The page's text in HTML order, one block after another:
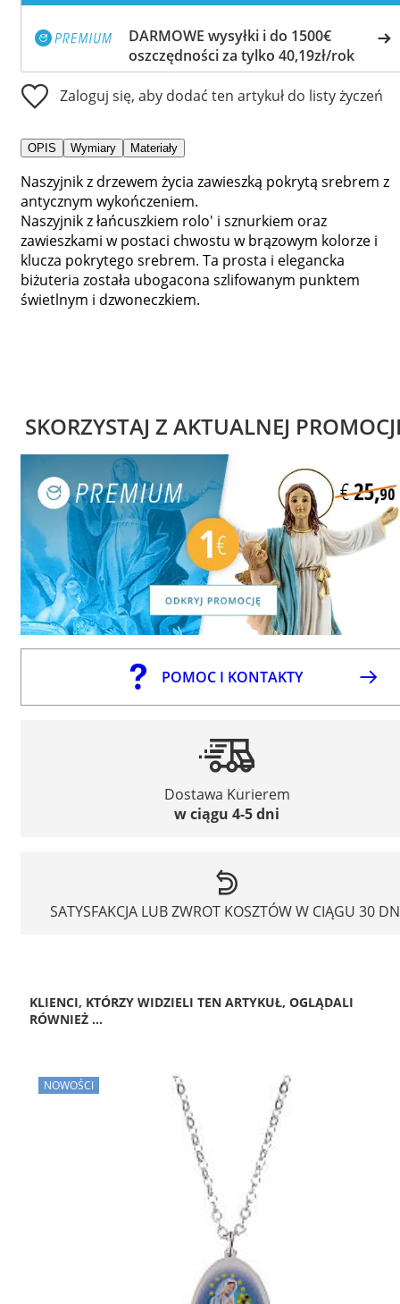
DARMOWE wysyłki i do 1500€
oszczędności za tylko 40,19zł/rok
Zaloguj się, aby dodać ten artykuł do listy życzeń
OPIS Wymiary Materiały
Naszyjnik z drzewem życia zawieszką pokrytą srebrem z
antycznym wykończeniem.
Naszyjnik z łańcuszkiem rolo' i sznurkiem oraz
zawieszkami w postaci chwostu w brązowym kolorze i
klucza pokrytego srebrem. Ta prosta i elegancka
biżuteria została ubogacona szlifowanym punktem
świetlnym i dzwoneczkiem.
SKORZYSTAJ Z AKTUALNEJ
POMOC I KONTAKTY
Dostawa Kurierem
w ciągu 4-5 dni
SATYSFAKCJA LUB ZWROT KOSZTÓW W CIĄGU 30
KLIENCI, KTÓRZY WIDZIELI TEN ARTYKUŁ, OGLĄDALI
RÓWNIEŻ ...
NOWOŚCI